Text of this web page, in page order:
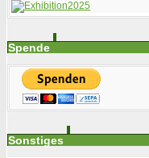
Spende
Sonstiges